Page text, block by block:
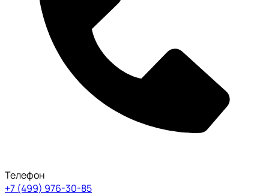
Телефон
+7 (499) 976-30-85